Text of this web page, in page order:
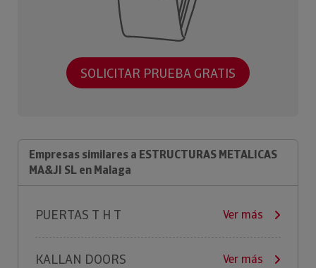
SOLICITAR PRUEBA GRATIS
Empresas similares a ESTRUCTURAS METALICAS
MA&JI SL en Malaga
PUERTAS T H T Ver más
KALLAN DOORS Ver más